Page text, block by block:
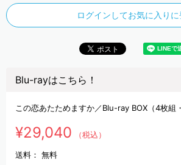
ログインしてお気に入り
Blu-rayはこちら！
この恋あたためますか／Blu-ray BOX（4枚組
¥29,040 （税込）
送料： 無料